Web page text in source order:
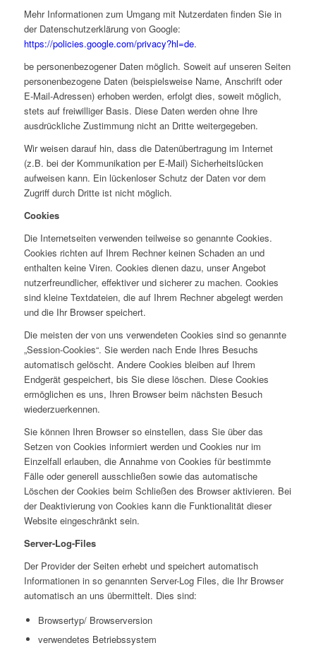
Mehr Informationen zum Umgang mit Nutzerdaten finden Sie in
der Datenschutzerklärung von Google:
https://policies.google.com/privacy?hl=de.
be personenbezogener Daten möglich. Soweit auf unseren Seiten
personenbezogene Daten (beispielsweise Name, Anschrift oder
E-Mail-Adressen) erhoben werden, erfolgt dies, soweit möglich,
stets auf freiwilliger Basis. Diese Daten werden ohne Ihre
ausdrückliche Zustimmung nicht an Dritte weitergegeben.
Wir weisen darauf hin, dass die Datenübertragung im Internet
(z.B. bei der Kommunikation per E-Mail) Sicherheitslücken
aufweisen kann. Ein lückenloser Schutz der Daten vor dem
Zugriff durch Dritte ist nicht möglich.
Cookies
Die Internetseiten verwenden teilweise so genannte Cookies.
Cookies richten auf Ihrem Rechner keinen Schaden an und
enthalten keine Viren. Cookies dienen dazu, unser Angebot
nutzerfreundlicher, effektiver und sicherer zu machen. Cookies
sind kleine Textdateien, die auf Ihrem Rechner abgelegt werden
und die Ihr Browser speichert.
Die meisten der von uns verwendeten Cookies sind so genannte
„Session-Cookies“. Sie werden nach Ende Ihres Besuchs
automatisch gelöscht. Andere Cookies bleiben auf Ihrem
Endgerät gespeichert, bis Sie diese löschen. Diese Cookies
ermöglichen es uns, Ihren Browser beim nächsten Besuch
wiederzuerkennen.
Sie können Ihren Browser so einstellen, dass Sie über das
Setzen von Cookies informiert werden und Cookies nur im
Einzelfall erlauben, die Annahme von Cookies für bestimmte
Fälle oder generell ausschließen sowie das automatische
Löschen der Cookies beim Schließen des Browser aktivieren. Bei
der Deaktivierung von Cookies kann die Funktionalität dieser
Website eingeschränkt sein.
Server-Log-Files
Der Provider der Seiten erhebt und speichert automatisch
Informationen in so genannten Server-Log Files, die Ihr Browser
automatisch an uns übermittelt. Dies sind:
Browsertyp/ Browserversion
verwendetes Betriebssystem